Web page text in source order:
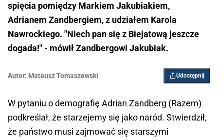
spięcia pomiędzy Markiem Jakubiakiem,
Adrianem Zandbergiem, z udziałem Karola
Nawrockiego. "Niech pan się z Biejatową jeszcze
dogada!" - mówił Zandbergowi Jakubiak.
Autor: Mateusz Tomaszewski Udostępnij
W pytaniu o demografię Adrian Zandberg (Razem)
podkreślał, że starzejemy się jako naród. Stwierdził,
że państwo musi zajmować się starszymi